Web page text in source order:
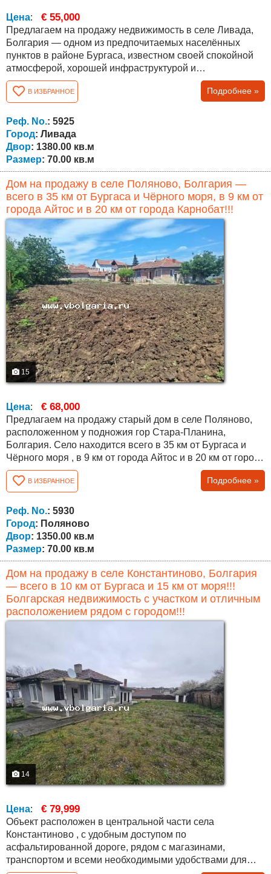
Цена: € 55,000
Предлагаем на продажу недвижимость в селе Ливада,
Болгария — одном из предпочитаемых населённых
пунктов в районе Бургаса, известном своей спокойной
атмосферой, хорошей инфраструктурой и
международным сообществом иностранных жителей.
Дом имеет жилую площадь 70 кв.м и отличается прочной
конструкцией. Недвижимость предоставляет отличные
возможности для ремонта и модернизации в
соответствии с предпочтениями будущего...
В ИЗБРАННОЕ Подробнее »
Реф. No.: 5925
Город: Ливада
Двор: 1380.00 кв.м
Размер: 70.00 кв.м
Дом на продажу в селе Поляново, Болгария —
всего в 35 км от Бургаса и Чёрного моря, в 9 км от
города Айтос и в 20 км от города Карнобат!!!
15
Цена: € 68,000
Предлагаем на продажу старый дом в селе Поляново,
расположенном у подножия гор Стара-Планина,
Болгария. Село находится всего в 35 км от Бургаса и
Чёрного моря , в 9 км от города Айтос и в 20 км от города
Карнобат, что обеспечивает удобный доступ ко всем
необходимым услугам и коммуникациям. Объект
представляет собой дом с прочной конструкцией,
подходящий для освежения, ремонта и модернизации в
соответствии с предпочтениями нового...
В ИЗБРАННОЕ Подробнее »
Реф. No.: 5930
Город: Поляново
Двор: 1350.00 кв.м
Размер: 70.00 кв.м
Дом на продажу в селе Константиново, Болгария
— всего в 10 км от Бургаса и 15 км от моря!!!
Болгарская недвижимость с участком и отличным
расположением рядом с городом!!!
14
Цена: € 79,999
Объект расположен в центральной части села
Константиново , с удобным доступом по
асфальтированной дороге, рядом с магазинами,
транспортом и всеми необходимыми удобствами для